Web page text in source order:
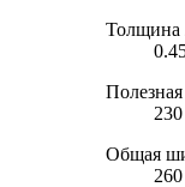
Толщина
Общая